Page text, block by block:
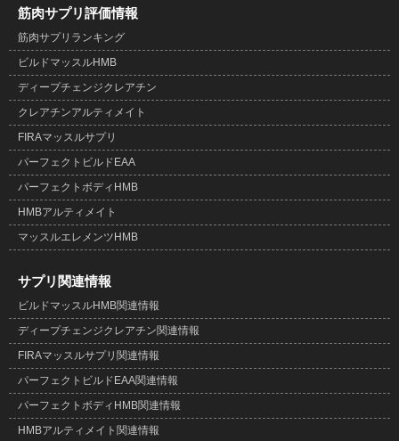
筋肉サプリ評価情報
筋肉サプリランキング
ビルドマッスルHMB
ディープチェンジクレアチン
クレアチンアルティメイト
FIRAマッスルサプリ
パーフェクトビルドEAA
パーフェクトボディHMB
HMBアルティメイト
マッスルエレメンツHMB
サプリ関連情報
ビルドマッスルHMB関連情報
ディープチェンジクレアチン関連情報
FIRAマッスルサプリ関連情報
パーフェクトビルドEAA関連情報
パーフェクトボディHMB関連情報
HMBアルティメイト関連情報